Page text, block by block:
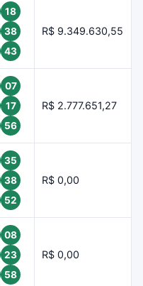
18
38
43
R$ 9.349.630,55
07
17
56
R$ 2.777.651,27
35
38
52
R$ 0,00
08
23
58
R$ 0,00